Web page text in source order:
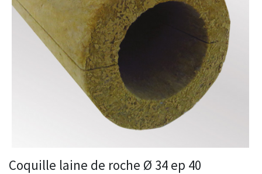
Coquille laine de roche Ø 34 ep 40